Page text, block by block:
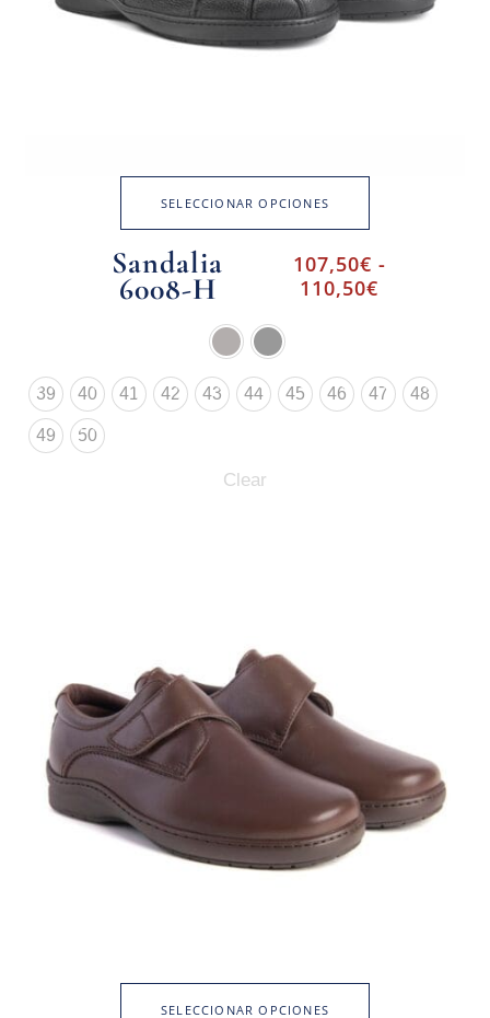
SELECCIONAR OPCIONES
Sandalia
6008-H
107,50€ -
110,50€
39 40 41 42 43 44 45 46 47 48
49 50
Clear
SELECCIONAR OPCIONES